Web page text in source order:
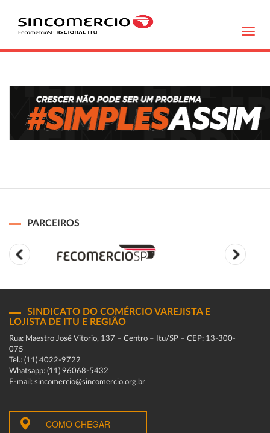
PARCEIROS
SINDICATO DO COMÉRCIO VAREJISTA E
LOJISTA DE ITU E REGIÃO
Rua: Maestro José Vitorio, 137 – Centro – Itu/SP – CEP: 13-300-
075
Tel.: (11) 4022-9722
Whatsapp: (11) 96068-5432
E-mail: sincomercio@sincomercio.org.br
COMO CHEGAR